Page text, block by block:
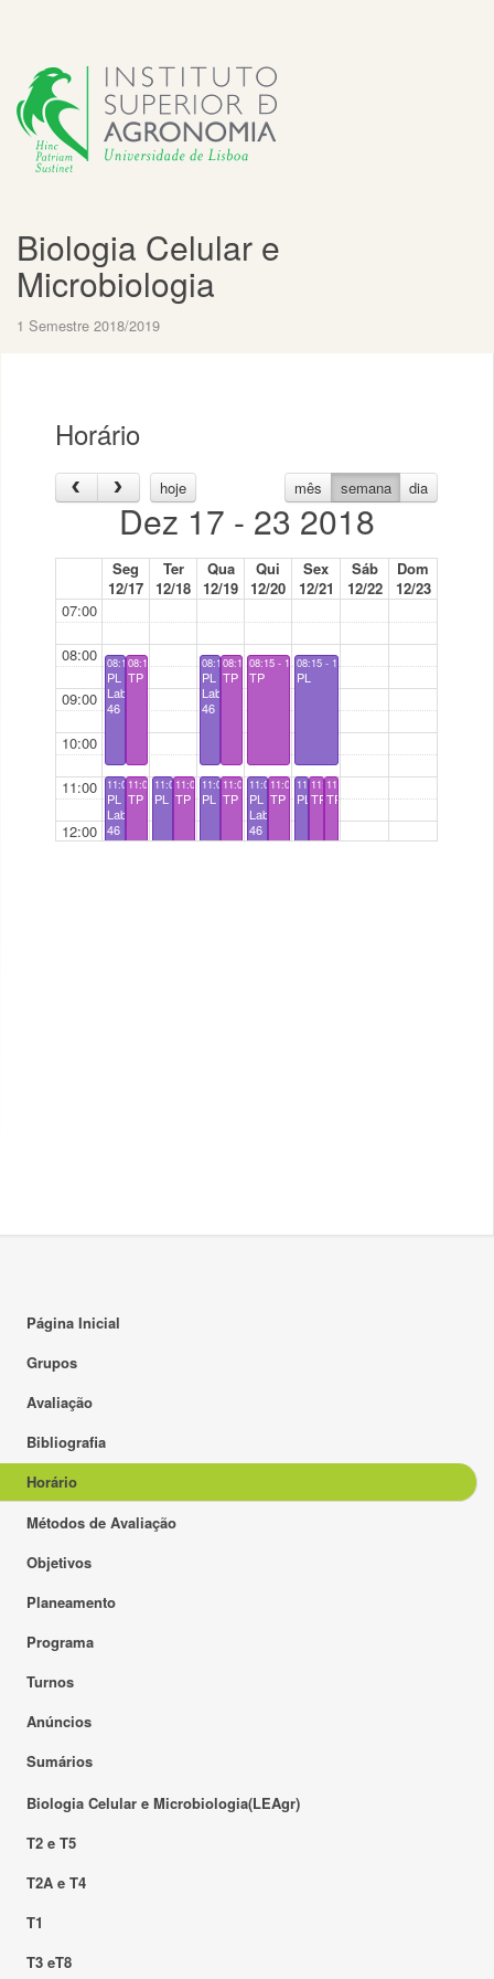
Biologia Celular e
Microbiologia
1 Semestre 2018/2019
Horário
hoje mês semana dia
Dez 17 - 23 2018
Seg
12/17
Ter
12/18
Qua
12/19
Qui
12/20
Sex
12/21
Sáb
12/22
Dom
12/23
07:00
08:00
09:00
10:00
11:00
12:00
23:00
08:15 - 10:45
PL
Lab
46
08:15 - 10:45
TP
11:00 - 13:30
PL
Lab
46
11:00 - 13:30
TP
11:00 - 13:30
PL
11:00 - 13:30
TP
08:15 - 10:45
PL
Lab
46
08:15 - 10:45
TP
11:00 - 13:30
PL
11:00 - 13:30
TP
08:15 - 10:45
TP
11:00 - 13:30
PL
Lab
46
11:00 - 13:30
TP
08:15 - 10:45
PL
11:00 - 13:30
PL
11:00 - 13:30
TP
11:00 - 13:30
TP
Página Inicial
Grupos
Avaliação
Bibliografia
Horário
Métodos de Avaliação
Objetivos
Planeamento
Programa
Turnos
Anúncios
Sumários
Biologia Celular e Microbiologia(LEAgr)
T2 e T5
T2A e T4
T1
T3 eT8